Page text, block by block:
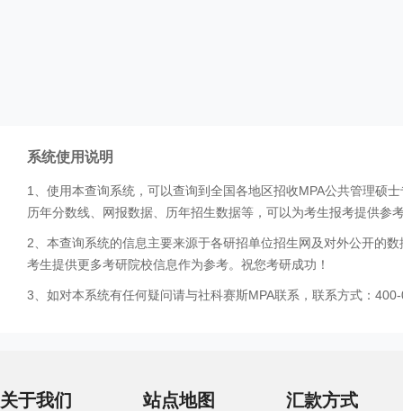
系统使用说明
1、使用本查询系统，可以查询到全国各地区招收MPA公共管理硕
历年分数线、网报数据、历年招生数据等，可以为考生报考提供参
2、本查询系统的信息主要来源于各研招单位招生网及对外公开的
考生提供更多考研院校信息作为参考。祝您考研成功！
3、如对本系统有任何疑问请与社科赛斯MPA联系，联系方式：
关于我们 站点地图 汇款方式